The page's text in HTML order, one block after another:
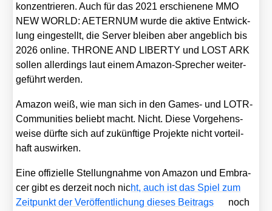
kon­zen­trie­ren. Auch für das 2021 erschie­ne­ne MMO
NEW WORLD: AETERNUM wur­de die akti­ve Ent­wick­
lung ein­ge­stellt, die Ser­ver blei­ben aber angeb­lich bis
2026 online. THRONE AND LIBERTY und LOST ARK
sol­len aller­dings laut einem Ama­zon-Spre­cher wei­ter­
ge­führt wer­den.
Ama­zon weiß, wie man sich in den Games- und LOTR-
Com­mu­ni­ties beliebt macht. Nicht. Die­se Vor­ge­hens­
wei­se dürf­te sich auf zukünf­ti­ge Pro­jek­te nicht vor­teil­
haft aus­wir­ken.
Eine offi­zi­el­le Stel­lung­nah­me von Ama­zon und Embra­
cer gibt es der­zeit noch nicht, auch ist das Spiel zum
Zeit­punkt der Ver­öf­fent­li­chung die­ses Bei­trags
noch